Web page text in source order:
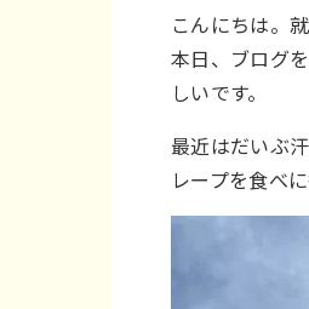
こんにちは。
本日、ブログ
しいです。
最近はだいぶ
レープを食べ